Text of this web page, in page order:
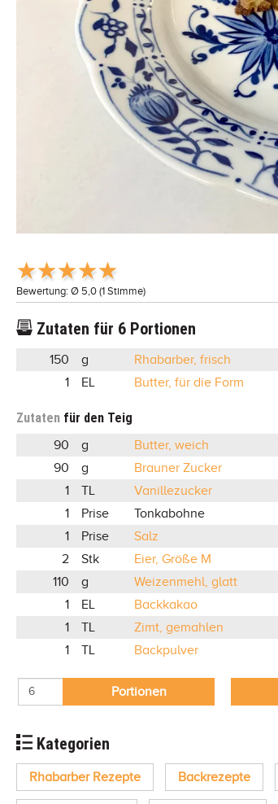
Bewertung: Ø 5,0 (1 Stimme)
Zutaten für 6 Portionen
150 g
Rhabarber, frisch
1
EL Butter, für die Form
Zutaten für den Teig
90 g
Butter, weich
90
g
Brauner Zucker
1
TL
Vanillezucker
1
Prise
Tonkabohne
1
Prise
Salz
2
Stk
Eier, Größe M
110
g
Weizenmehl, glatt
1
EL
Backkakao
1
TL
Zimt, gemahlen
1
TL Backpulver
Portionen
Kategorien
Rhabarber Rezepte Backrezepte